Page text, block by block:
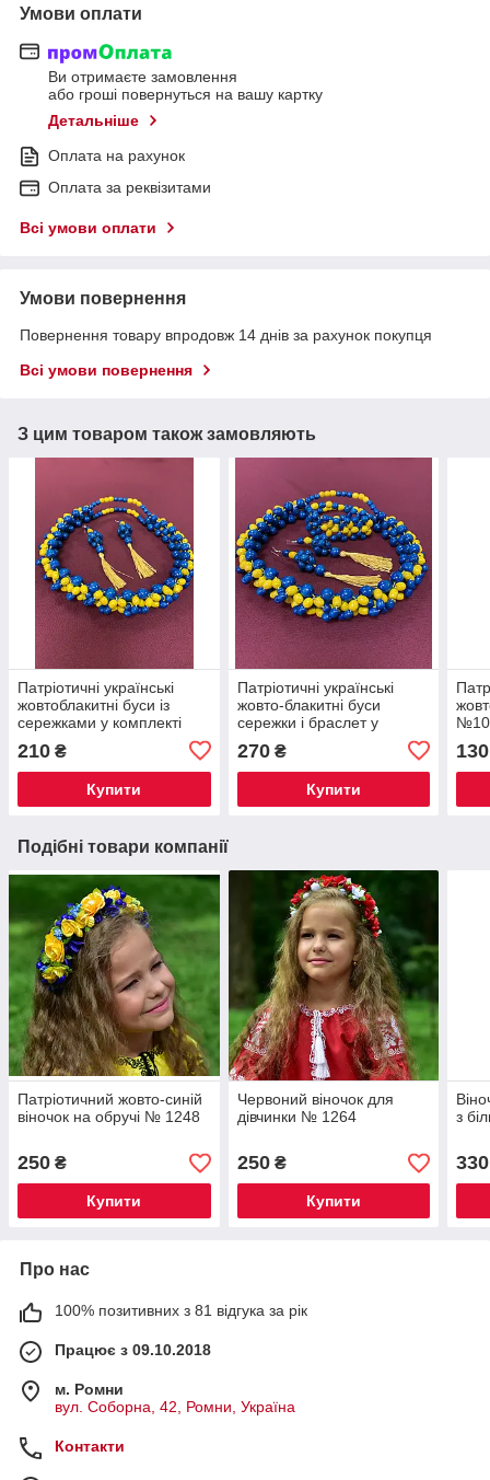
Умови оплати
Ви отримаєте замовлення
або гроші повернуться на вашу картку
Детальніше
Оплата на рахунок
Оплата за реквізитами
Всі умови оплати
Умови повернення
Повернення товару впродовж 14 днів за рахунок покупця
Всі умови повернення
З цим товаром також замовляють
Патріотичні українські
жовтоблакитні буси із
сережками у комплекті
210 ₴
Купити
Патріотичні українські
жовто-блакитні буси
сережки і браслет у
270₴
Купити
130
Подібні товари компанії
Патріотичний жовто-синій
віночок на обручі № 1248
250 ₴
Купити
Червоний віночок для
дівчинки № 1264
250₴
Купити
з
330
Про нас
100% позитивних з 81 відгука за рік
Працює з 09.10.2018
м. Ромни
вул. Соборна, 42, Ромни, Україна
Контакти